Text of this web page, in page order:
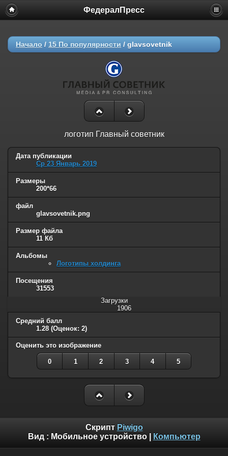
ФедералПресс
Начало / 15 По популярности / glavsovetnik
логотип Главный советник
Дата публикации
Ср 23 Январь 2019
Размеры
200*66
файл
glavsovetnik.png
Размер файла
11 Кб
Альбомы
Логотипы холдинга
Посещения
31553
Загрузки
1906
Средний балл
1.28 (Оценок: 2)
Оценить это изображение
0 1 2 3 4 5
Скрипт Piwigo
Вид : Мобильное устройство| Компьютер